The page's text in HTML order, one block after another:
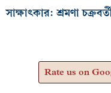
সাক্ষাৎকার: শ্রমণা
Rate us on